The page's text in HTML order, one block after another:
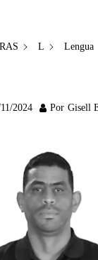
L Lengua
2024 Por Gisell